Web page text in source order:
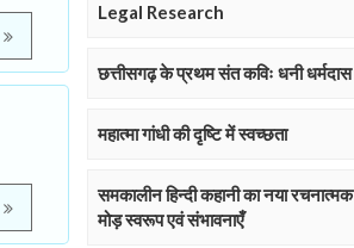
Legal Research
छत्तीसगढ़ के प्रथम संत कविः धनी धर्मदास
महात्मा गांधी की दृष्टि में स्वच्छता
समकालीन हिन्दी कहानी का नया रचनात्मक
मोड़ स्वरूप एवं संभावनाएँ